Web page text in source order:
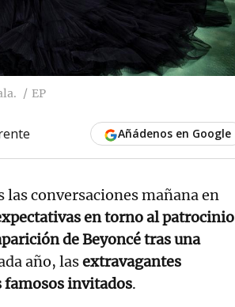
EP
Añádenos en Google
las conversaciones mañana en
en torno al patrocinio
de Beyoncé tras una
año, lasextravagantes
famosos invitados.